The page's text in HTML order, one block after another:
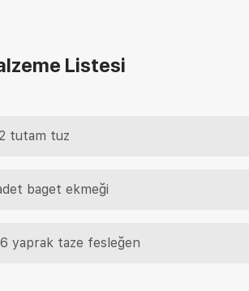
Listesi
tutam tuz
baget ekmeği
yaprak taze fesleğen